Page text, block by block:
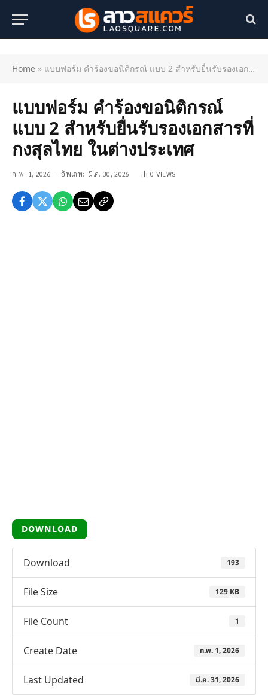
Home » แบบฟอร์ม คำร้องขอนิติกรณ์ แบบ 2 สำหรับยื่นรับรองเอกสารที่กงสุลไทย ในต่างประเทศ
แบบฟอร์ม คำร้องขอนิติกรณ์
แบบ 2 สำหรับยื่นรับรองเอกสารที่
กงสุลไทย ในต่างประเทศ
ก.พ. 1, 2026 อัพเดท: มี.ค. 30, 2026 0 VIEWS
DOWNLOAD
Download 193
File Size 129 KB
File Count 1
Create Date ก.พ. 1, 2026
Last Updated มี.ค. 31, 2026